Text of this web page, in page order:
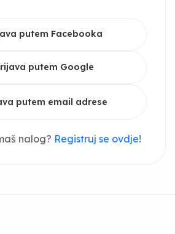
putem Facebooka
putem Google
putem email adrese
nalog? Registruj se ovdje!